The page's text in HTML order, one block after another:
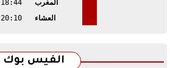
المغرب
18:44
العشاء
20:10
الفيس بوك